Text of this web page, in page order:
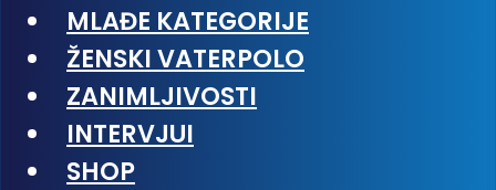
MLAĐE KATEGORIJE
ŽENSKI VATERPOLO
ZANIMLJIVOSTI
INTERVJUI
SHOP